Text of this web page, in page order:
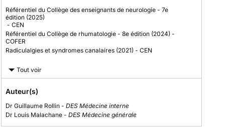
Référentiel du Collège des enseignants de neurologie - 7e
édition (2025)
- CEN
Référentiel du Collège de rhumatologie - 8e édition (2024) -
COFER
Radiculalgies et syndromes canalaires (2021) - CEN
Tout voir
Auteur(s)
Dr Guillaume Rollin - DES Médecine interne
Dr Louis Malachane - DES Médecine générale